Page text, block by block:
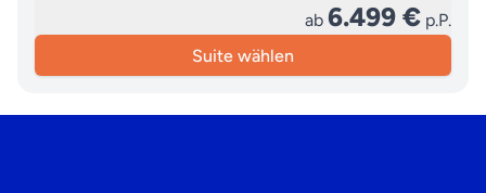
ab 6.499 € p.P.
Suite wählen